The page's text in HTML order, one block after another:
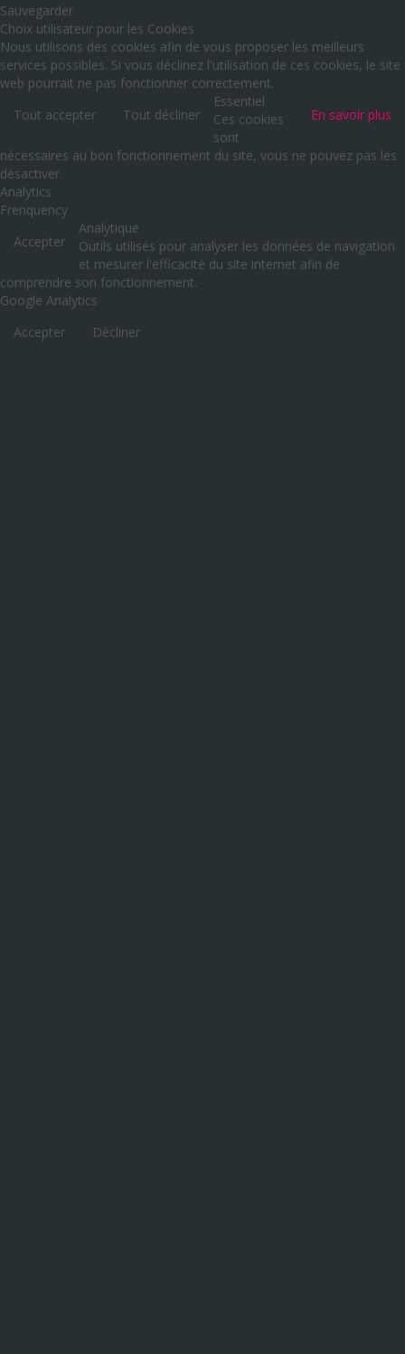
Sauvegarder
Choix utilisateur pour les Cookies
Nous utilisons des cookies afin de vous proposer les meilleurs
services possibles. Si vous déclinez l'utilisation de ces cookies, le site
web pourrait ne pas fonctionner correctement.
Tout accepter
Tout décliner En savoir plus
Essentiel
Ces cookies
sont
nécessaires au bon fonctionnement du site, vous ne pouvez pas les
désactiver.
Analytics
Frenquency
Accepter
Analytique
Outils utilisés pour analyser les données de navigation
et mesurer l'efficacité du site internet afin de
comprendre son fonctionnement.
Google Analytics
Accepter
Décliner